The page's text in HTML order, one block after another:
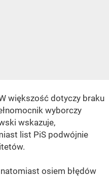
większość dotyczy braku
wyborczy
wskazuje,
list PiS podwójnie
osiem błędów